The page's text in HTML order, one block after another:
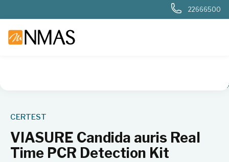
22666500
CERTEST
VIASURE Candida auris Real
Time PCR Detection Kit